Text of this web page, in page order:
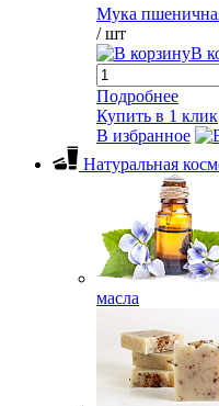
Мука
/ шт
В
Подробнее
Купить в 1 клик
В избранное
Натуральная
масла